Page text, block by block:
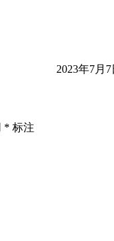
2023年7月7
* 标注